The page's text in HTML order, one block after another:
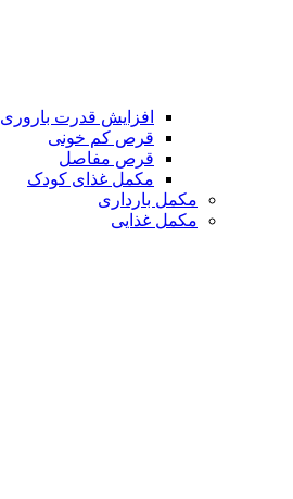
افزایش قدرت باروری
قرص کم خونی
قرص مفاصل
مکمل غذای کودک
مکمل بارداری
مکمل غذایی